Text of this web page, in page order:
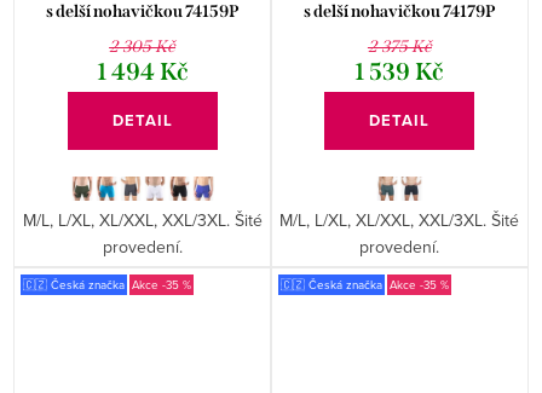
s delší nohavičkou 74159P
2 305 Kč
1 494 Kč
DETAIL
M/L, L/XL, XL/XXL, XXL/3XL. Šité
provedení.
s delší nohavičkou 74179P
2 375 Kč
1 539 Kč
DETAIL
M/L, L/XL, XL/XXL, XXL/3XL. Šité
provedení.
🇨🇿 Česká značka -35 % 🇨🇿 Česká značka -35 %